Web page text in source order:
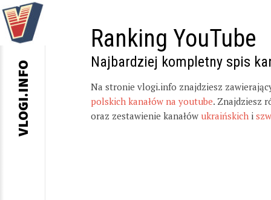
Ranking YouTube
Najbardziej kompletny spis
Na stronie vlogi.info znajdziesz
polskich kanałów na youtube. Znajdziesz
oraz zestawienie kanałów ukraińskich i
VLOGI.INFO